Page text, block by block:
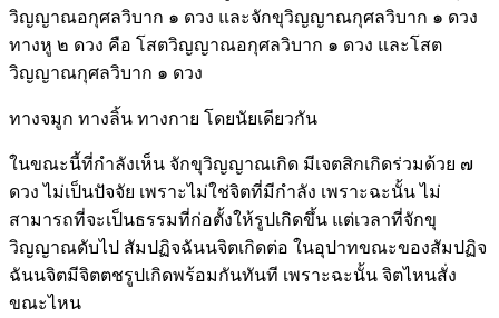
วิญญาณอกุศลวิบาก ๑ ดวง และจักขุวิญญาณกุศลวิบาก ๑ ดวง
ทางหู ๒ ดวง คือ โสตวิญญาณอกุศลวิบาก ๑ ดวง และโสต
วิญญาณกุศลวิบาก ๑ ดวง
ทางจมูก ทางลิ้น ทางกาย โดยนัยเดียวกัน
ในขณะนี้ที่กำลังเห็น จักขุวิญญาณเกิด มีเจตสิกเกิดร่วมด้วย ๗
ดวง ไม่เป็นปัจจัย เพราะไม่ใช่จิตที่มีกำลัง เพราะฉะนั้น ไม่
สามารถที่จะเป็นธรรมที่ก่อตั้งให้รูปเกิดขึ้น แต่เวลาที่จักขุ
วิญญาณดับไป สัมปฏิจฉันนจิตเกิดต่อ ในอุปาทขณะของสัมปฏิจ
ฉันนจิตมีจิตตชรูปเกิดพร้อมกันทันที เพราะฉะนั้น จิตไหนสั่ง
ขณะไหน